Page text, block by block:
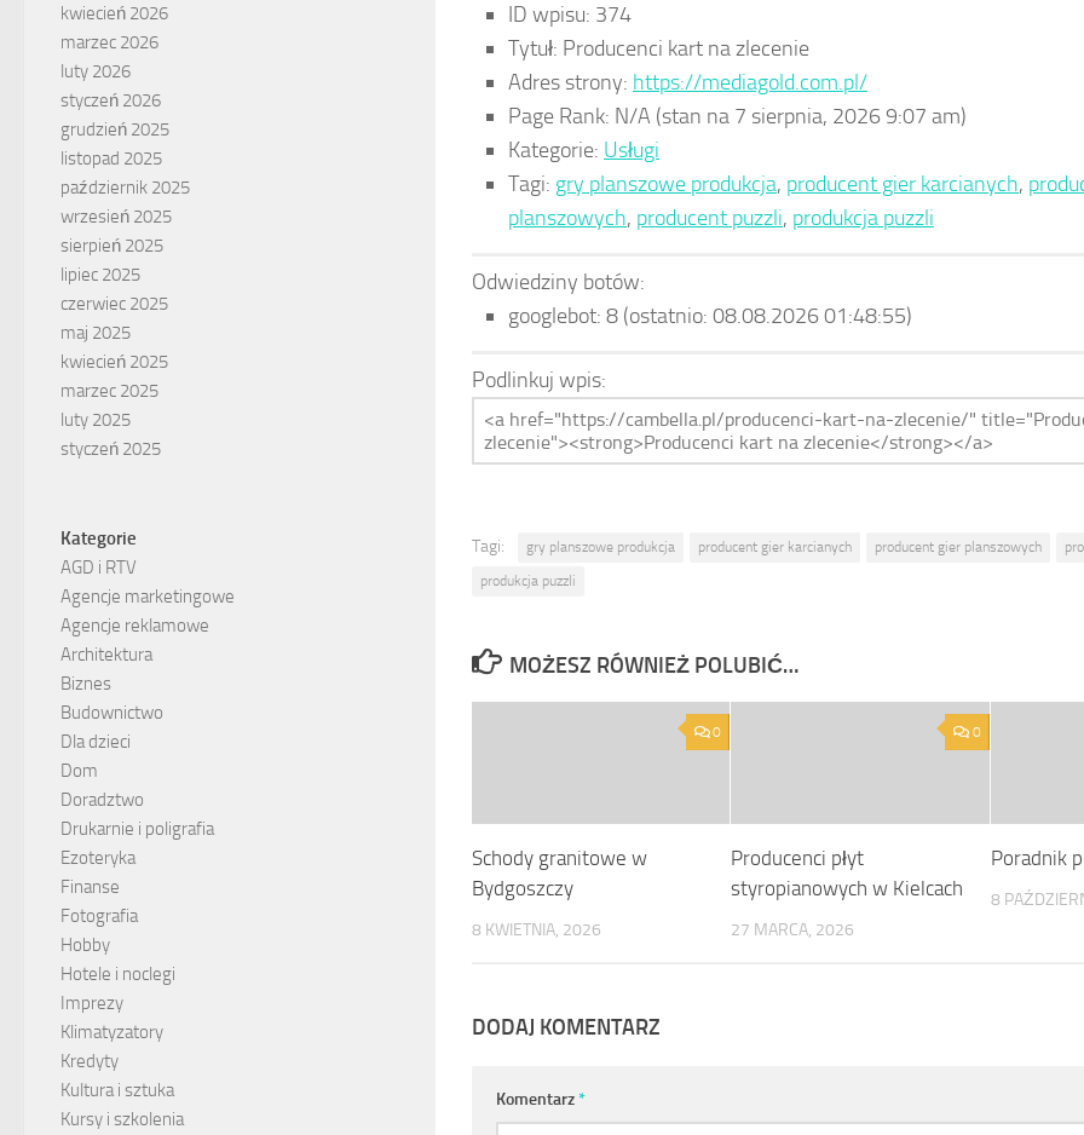
ID wpisu: 374
Tytuł: Producenci kart na zlecenie
Adres strony: https://mediagold.com.pl/
Page Rank: N/A (stan na 7 sierpnia, 2026 9:07 am)
Kategorie: Usługi
Tagi: gry planszowe produkcja, producent gier karcianych,
planszowych, producent puzzli, produkcja puzzli
Odwiedziny botów:
googlebot: 8 (ostatnio: 08.08.2026 01:48:55)
Podlinkuj wpis:
Tagi: gry planszowe produkcja producent gier karcianych producent gier planszowych
produkcja puzzli
MOŻESZ RÓWNIEŻ POLUBIĆ…
0
Schody granitowe w
Bydgoszczy
8 KWIETNIA, 2026
0
Producenci płyt
styropianowych w Kielcach
27 MARCA, 2026
Poradnik
8
DODAJ KOMENTARZ
Komentarz*
kwiecień 2026
marzec 2026
luty 2026
styczeń 2026
grudzień 2025
listopad 2025
październik 2025
wrzesień 2025
sierpień 2025
lipiec 2025
czerwiec 2025
maj 2025
kwiecień 2025
marzec 2025
luty 2025
styczeń 2025
Kategorie
AGD i RTV
Agencje marketingowe
Agencje reklamowe
Architektura
Biznes
Budownictwo
Dla dzieci
Dom
Doradztwo
Drukarnie i poligrafia
Ezoteryka
Finanse
Fotografia
Hobby
Hotele i noclegi
Imprezy
Klimatyzatory
Kredyty
Kultura i sztuka
Kursy i szkolenia